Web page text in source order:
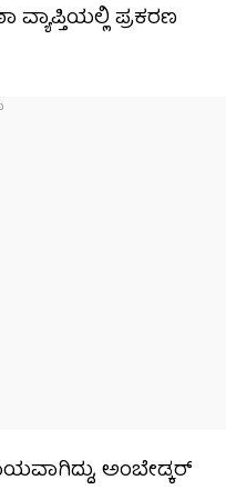
ವ್ಯಾಪ್ತಿಯಲ್ಲಿ ಪ್ರಕರಣ
ಅಂಬೇಡ್ಕರ್